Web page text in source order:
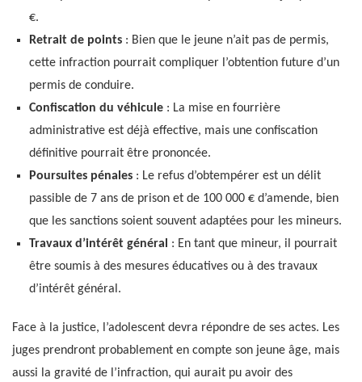
€.
Retrait de points: Bien que le jeune n’ait pas de permis,
cette infraction pourrait compliquer l’obtention future d’un
permis de conduire.
Confiscation du véhicule: La mise en fourrière
administrative est déjà effective, mais une confiscation
définitive pourrait être prononcée.
Poursuites pénales: Le refus d’obtempérer est un délit
passible de 7 ans de prison et de 100 000 € d’amende, bien
que les sanctions soient souvent adaptées pour les mineurs.
Travaux d’intérêt général
: En tant que mineur, il pourrait
être soumis à des mesures éducatives ou à des travaux
d’intérêt général.
Face à la justice, l’adolescent devra répondre de ses actes. Les
juges prendront probablement en compte son jeune âge, mais
aussi la gravité de l’infraction, qui aurait pu avoir des